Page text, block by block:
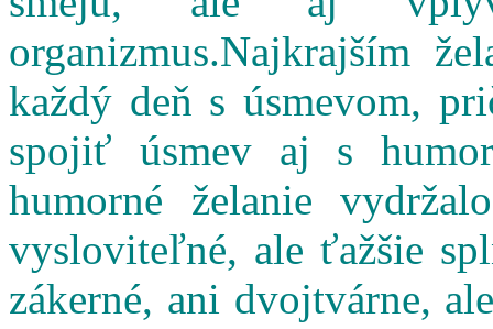
organizmus.Najkrajším
každý deň s úsmevom,
spojiť úsmev aj s
humorné želanie
vysloviteľné, ale ťažšie
zákerné, ani dvojtvárne,